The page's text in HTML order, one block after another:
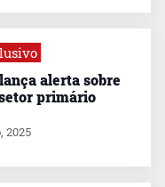
alerta sobre
primário
2025